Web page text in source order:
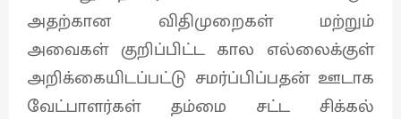
அதற்கான விதிமுறைகள் மற்றும்
அவைகள் குறிப்பிட்ட கால எல்லைக்குள்
அறிக்கையிடப்பட்டு சமர்ப்பிப்பதன் ஊடாக
வேட்பாளர்கள் தம்மை சட்ட சிக்கல்